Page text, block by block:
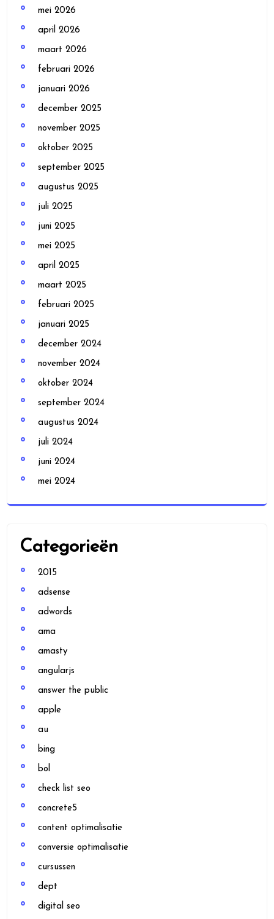
mei 2026
april 2026
maart 2026
februari 2026
januari 2026
december 2025
november 2025
oktober 2025
september 2025
augustus 2025
juli 2025
juni 2025
mei 2025
april 2025
maart 2025
februari 2025
januari 2025
december 2024
november 2024
oktober 2024
september 2024
augustus 2024
juli 2024
juni 2024
mei 2024
Categorieën
2015
adsense
adwords
ama
amasty
angularjs
answer the public
apple
au
bing
bol
check list seo
concrete5
content optimalisatie
conversie optimalisatie
cursussen
dept
digital seo